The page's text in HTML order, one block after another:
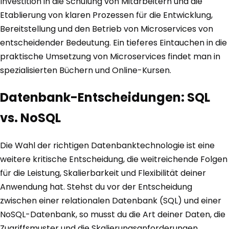
Etablierung von klaren Prozessen für die Entwicklung,
Bereitstellung und den Betrieb von Microservices von
entscheidender Bedeutung. Ein tieferes Eintauchen in die
praktische Umsetzung von Microservices findet man in
spezialisierten Büchern und Online-Kursen.
Datenbank-Entscheidungen: SQL
vs. NoSQL
Die Wahl der richtigen Datenbanktechnologie ist eine
weitere kritische Entscheidung, die weitreichende Folgen
für die Leistung, Skalierbarkeit und Flexibilität deiner
Anwendung hat. Stehst du vor der Entscheidung
zwischen einer relationalen Datenbank (SQL) und einer
NoSQL-Datenbank, so musst du die Art deiner Daten, die